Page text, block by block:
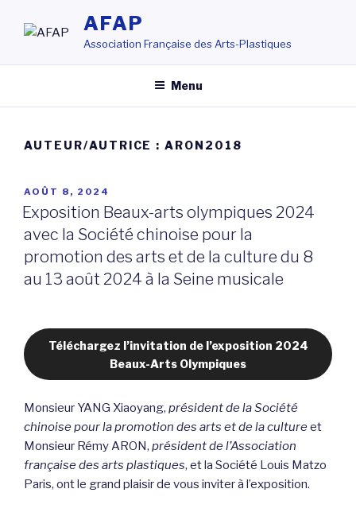
principal
AFAP
Association Française des Arts-Plastiques
Menu
AUTEUR/AUTRICE :ARON2018
PUBLIÉ
LE
AOÛT 8, 2024
Exposition Beaux-arts olympiques 2024
avec la Société chinoise pour la
promotion des arts et de la culture du 8
au 13 août 2024 à la Seine musicale
Téléchargez l’invitation de l’exposition 2024
Beaux-Arts Olympiques
Monsieur YANG Xiaoyang, président de la Société
chinoise pour la promotion des arts et de la cultureet
Monsieur Rémy ARON, président de l’Association
française des arts plastiques, et la Société Louis Matzo
Paris, ont le grand plaisir de vous inviter à l’exposition.